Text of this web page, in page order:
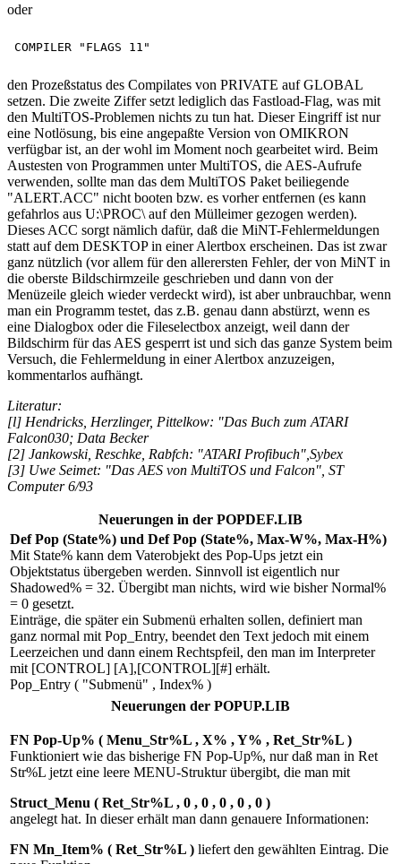
oder
den Prozeßstatus des Compilates von PRIVATE auf GLOBAL
setzen. Die zweite Ziffer setzt lediglich das Fastload-Flag, was mit
den MultiTOS-Problemen nichts zu tun hat. Dieser Eingriff ist nur
eine Notlösung, bis eine angepaßte Version von OMIKRON
verfügbar ist, an der wohl im Moment noch gearbeitet wird. Beim
Austesten von Programmen unter MultiTOS, die AES-Aufrufe
verwenden, sollte man das dem MultiTOS Paket beiliegende
"ALERT.ACC" nicht booten bzw. es vorher entfernen (es kann
gefahrlos aus U:\PROC\ auf den Mülleimer gezogen werden).
Dieses ACC sorgt nämlich dafür, daß die MiNT-Fehlermeldungen
statt auf dem DESKTOP in einer Alertbox erscheinen. Das ist zwar
ganz nützlich (vor allem für den allerersten Fehler, der von MiNT in
die oberste Bildschirmzeile geschrieben und dann von der
Menüzeile gleich wieder verdeckt wird), ist aber unbrauchbar, wenn
man ein Programm testet, das z.B. genau dann abstürzt, wenn es
eine Dialogbox oder die Fileselectbox anzeigt, weil dann der
Bildschirm für das AES gesperrt ist und sich das ganze System beim
Versuch, die Fehlermeldung in einer Alertbox anzuzeigen,
kommentarlos aufhängt.
Literatur:
[l] Hendricks, Herzlinger, Pittelkow: "Das Buch zum ATARI
Falcon030; Data Becker
[2] Jankowski, Reschke, Rabfch: "ATARI Profibuch",Sybex
[3] Uwe Seimet: "Das AES von MultiTOS und Falcon", ST
Computer 6/93
Neuerungen in der POPDEF.LIB
Def Pop (State%) und Def Pop (State%, Max-W%, Max-H%)
Mit State% kann dem Vaterobjekt des Pop-Ups jetzt ein
Objektstatus übergeben werden. Sinnvoll ist eigentlich nur
Shadowed% = 32. Übergibt man nichts, wird wie bisher Normal%
= 0 gesetzt.
Einträge, die später ein Submenü erhalten sollen, definiert man
ganz normal mit Pop_Entry, beendet den Text jedoch mit einem
Leerzeichen und dann einem Rechtspfeil, den man im Interpreter
mit [CONTROL] [A],[CONTROL][#] erhält.
Pop_Entry ( "Submenü" , Index% )
Neuerungen der POPUP.LIB
FN Pop-Up% ( Menu_Str%L , X% , Y% , Ret_Str%L )
Funktioniert wie das bisherige FN Pop-Up%, nur daß man in Ret
Str%L jetzt eine leere MENU-Struktur übergibt, die man mit
Struct_Menu ( Ret_Str%L , 0 , 0 , 0 , 0 , 0 )
angelegt hat. In dieser erhält man dann genauere Informationen:
FN Mn_Item% ( Ret_Str%L ) liefert den gewählten Eintrag. Die